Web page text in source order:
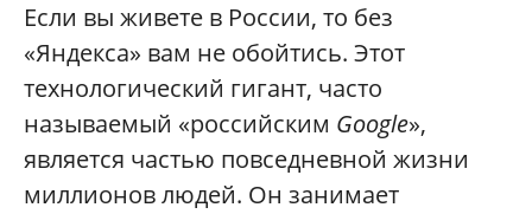
Если вы живете в России, то без
«Яндекса» вам не обойтись. Этот
технологический гигант, часто
называемый «российским Google»,
является частью повседневной жизни
миллионов людей. Он занимает